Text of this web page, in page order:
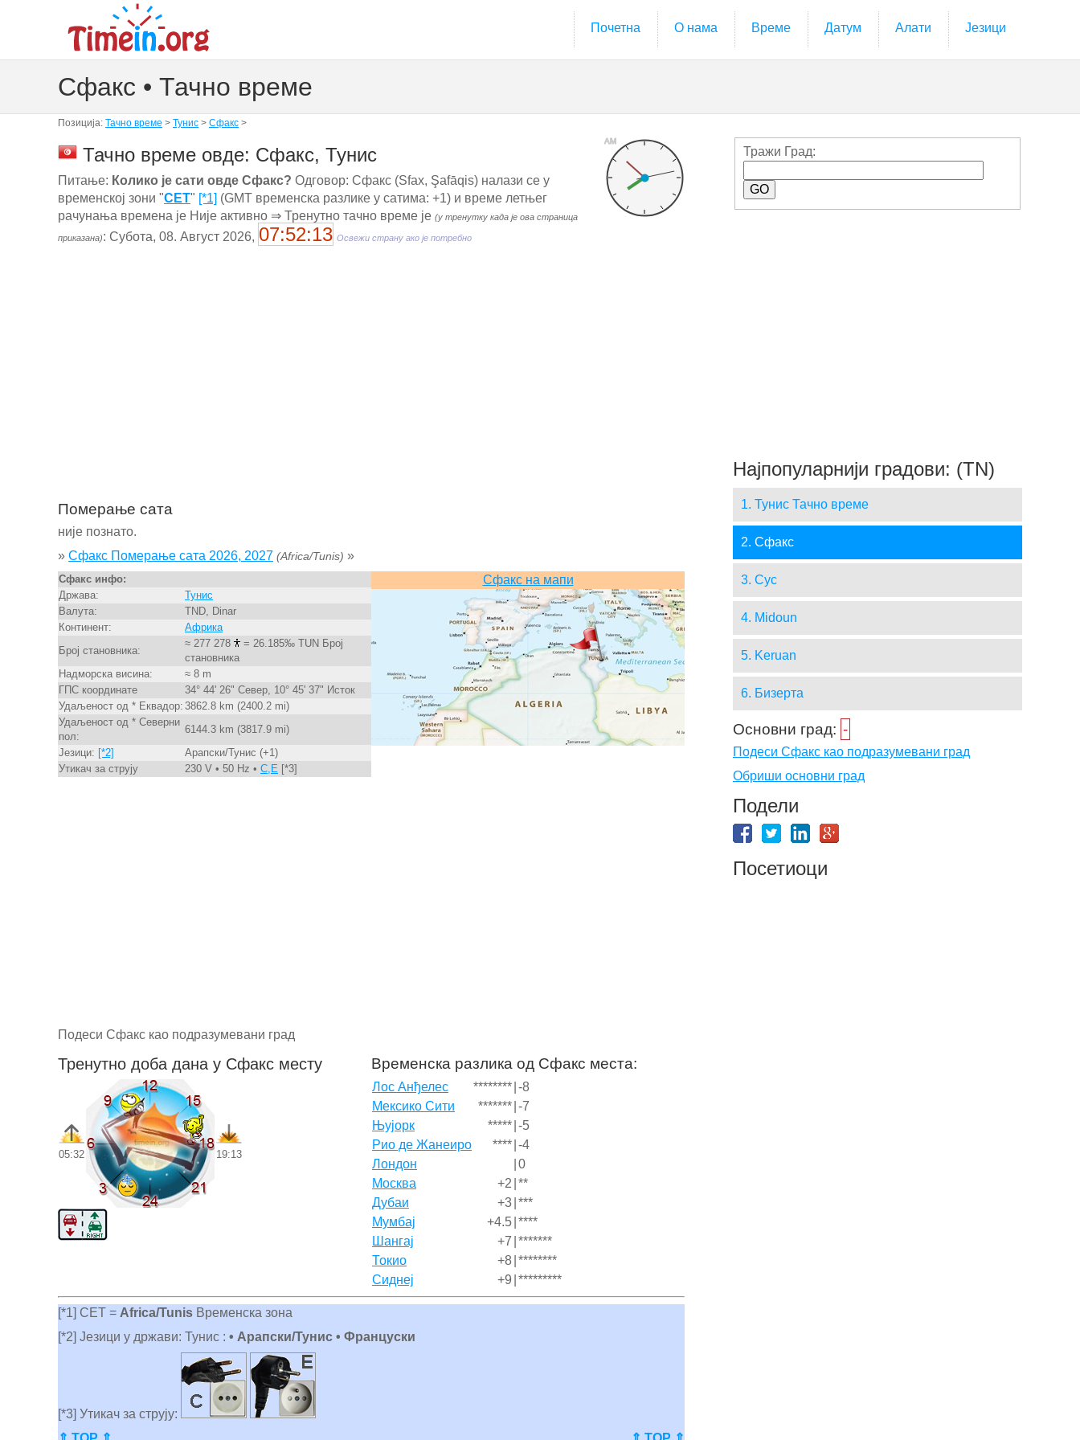
Почетна О нама Време Датум Алати Језици
Сфакс • Тачно време
Позиција: Тачно време > Тунис > Сфакс >
AM
Тачно време овде: Сфакс, Тунис
Питање: Колико је сати овде Сфакс? Одговор: Сфакс (Sfax, Şafāqis) налази се у
временској зони "CET" [*1] (GMT временска разлике у сатима: +1) и време летњег
рачунања времена је Није активно ⇒ Тренутно тачно време је (у тренутку када је ова страница
приказана): Субота, 08. Август 2026, 07:52:13 Освежи страну ако је потребно
Померање сата
није познато.
» Сфакс Померање сата 2026, 2027 (Africa/Tunis) »
Сфакс инфо:
Држава:
Тунис
Валута:
TND, Dinar
Континент:
Африка
Број становника:
≈ 277 278
= 26.185‰ TUN Број
становника
Надморска висина:
≈ 8 m
ГПС координате
34° 44' 26" Север, 10° 45' 37" Исток
Удаљеност од * Еквадор: 3862.8 km (2400.2 mi)
Удаљеност од * Северни
пол:
6144.3 km (3817.9 mi)
Језици: [*2]
Арапски/Тунис (+1)
Утикач за струју
230 V • 50 Hz • C,E [*3]
Сфакс на мапи
Подеси Сфакс као подразумевани град
Тренутно доба дана у Сфакс месту
05:32 19:13
Временска разлика од Сфакс места:
Лос Анђелес ******** -8
Мексико Сити
******* -7
Њујорк
***** -5
Рио де Жанеиро
**** -4
Лондон
0
Москва
+2 **
Дубаи
+3 ***
Мумбај
+4.5 ****
Шангај
+7 *******
Токио
+8 ********
Сиднеј
+9 *********
[*1] CET = Africa/Tunis Временска зона
[*2] Језици у држави: Тунис : • Арапски/Тунис • Француски
[*3] Утикач за струју:
Тражи Град:
Најпопуларнији градови: (TN)
1. Тунис Тачно време
2. Сфакс
3. Сус
4. Midoun
5. Keruan
6. Бизерта
Основни град: -
Подеси Сфакс као подразумевани град
Обриши основни град
Подели
Посетиоци